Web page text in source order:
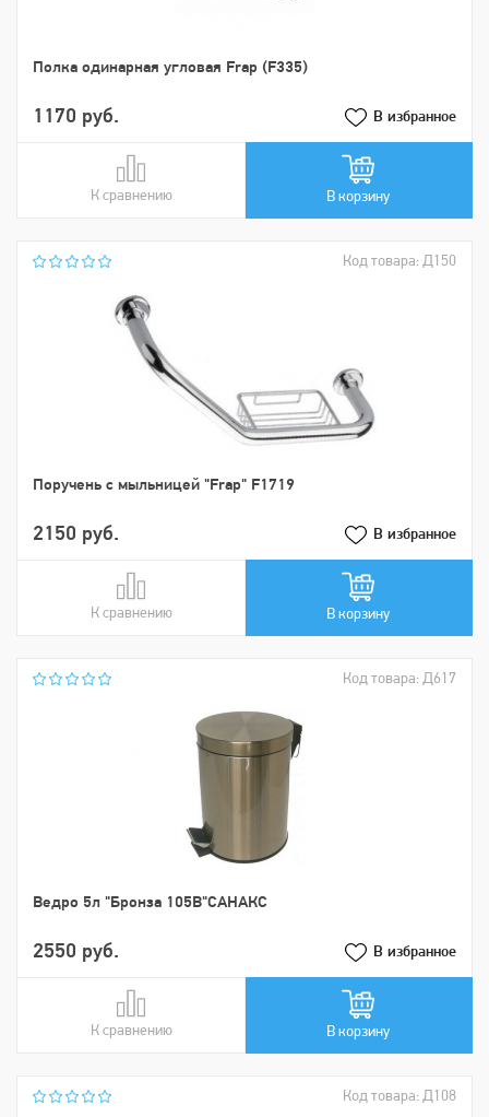
Полка одинарная угловая Frap (F335)
1170 руб. В избранное
К сравнению
В сравнении В корзину
Код товара: Д150
Поручень с мыльницей "Frap" F1719
2150 руб. В избранное
К сравнению
В сравнении В корзину
Код товара: Д617
Ведро 5л "Бронза 105В"САНАКС
2550 руб. В избранное
К сравнению
В сравнении В корзину
Код товара: Д108